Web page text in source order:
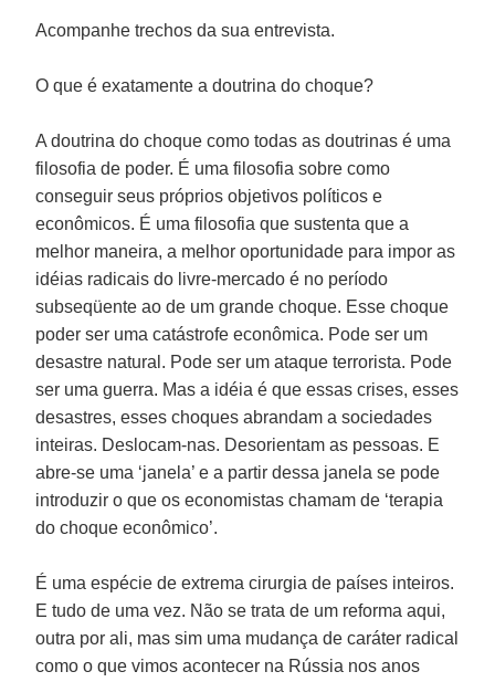
Acompanhe trechos da sua entrevista.
O que é exatamente a doutrina do choque?
A doutrina do choque como todas as doutrinas é uma
filosofia de poder. É uma filosofia sobre como
conseguir seus próprios objetivos políticos e
econômicos. É uma filosofia que sustenta que a
melhor maneira, a melhor oportunidade para impor as
idéias radicais do livre-mercado é no período
subseqüente ao de um grande choque. Esse choque
poder ser uma catástrofe econômica. Pode ser um
desastre natural. Pode ser um ataque terrorista. Pode
ser uma guerra. Mas a idéia é que essas crises, esses
desastres, esses choques abrandam a sociedades
inteiras. Deslocam-nas. Desorientam as pessoas. E
abre-se uma ‘janela’ e a partir dessa janela se pode
introduzir o que os economistas chamam de ‘terapia
do choque econômico’.
É uma espécie de extrema cirurgia de países inteiros.
E tudo de uma vez. Não se trata de um reforma aqui,
outra por ali, mas sim uma mudança de caráter radical
como o que vimos acontecer na Rússia nos anos